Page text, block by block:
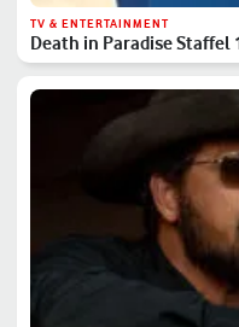
TV & ENTERTAINMENT
Death in Paradise Staffel